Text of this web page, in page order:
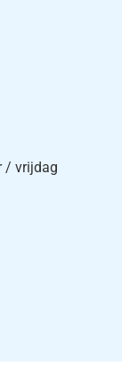
/ vrijdag